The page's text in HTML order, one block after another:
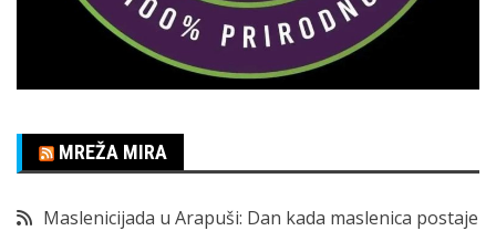
MREŽA MIRA
Maslenicijada u Arapuši: Dan kada maslenica postaje